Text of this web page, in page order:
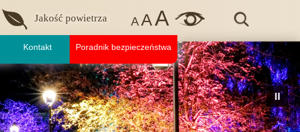
Jakość powietrza AAA
Kontakt Poradnik bezpieczeństwa